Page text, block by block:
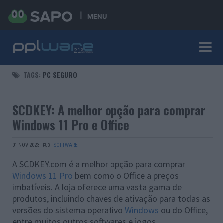
MENU
TAGS: PC SEGURO
SCDKEY: A melhor opção para comprar
Windows 11 Pro e Office
01 NOV 2023 · PUB · SOFTWARE
A SCDKEY.com é a melhor opção para comprar
Windows 11 Pro bem como o Office a preços
imbatíveis. A loja oferece uma vasta gama de
produtos, incluindo chaves de ativação para todas as
versões do sistema operativo Windows ou do Office,